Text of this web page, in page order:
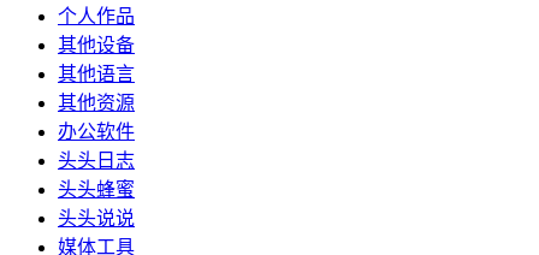
个人作品
其他设备
其他语言
其他资源
办公软件
头头日志
头头蜂蜜
头头说说
媒体工具